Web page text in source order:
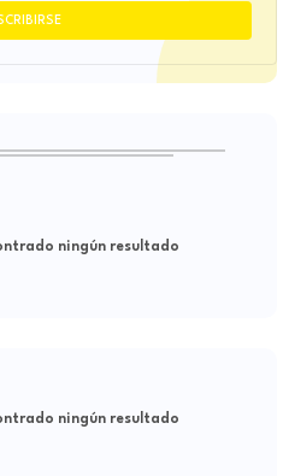
ningún resultado
ningún resultado